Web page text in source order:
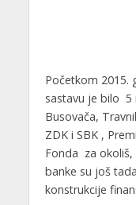
Početkom 2015.
sastavu je bilo 5
Busovača,
ZDK i SBK ,
Fonda za okoliš,
banke su još
konstrukcije